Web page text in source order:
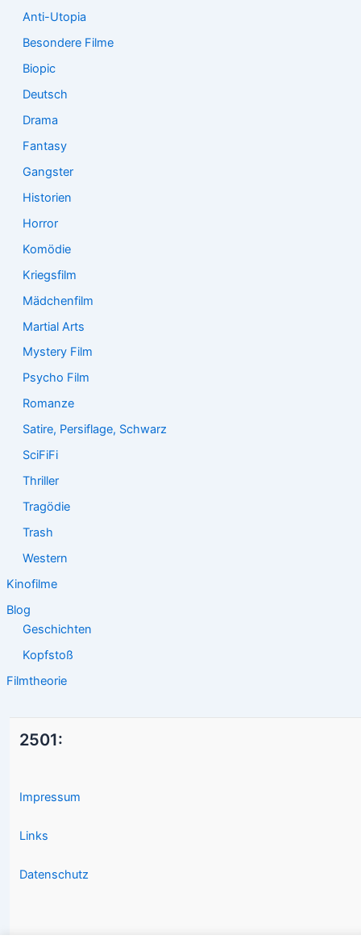
Anti-Utopia
Besondere Filme
Biopic
Deutsch
Drama
Fantasy
Gangster
Historien
Horror
Komödie
Kriegsfilm
Mädchenfilm
Martial Arts
Mystery Film
Psycho Film
Romanze
Satire, Persiflage, Schwarz
SciFiFi
Thriller
Tragödie
Trash
Western
Kinofilme
Blog
Geschichten
Kopfstoß
Filmtheorie
2501:
Impressum
Links
Datenschutz